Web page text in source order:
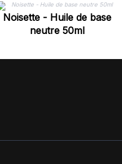
Noisette - Huile de base
neutre 50ml